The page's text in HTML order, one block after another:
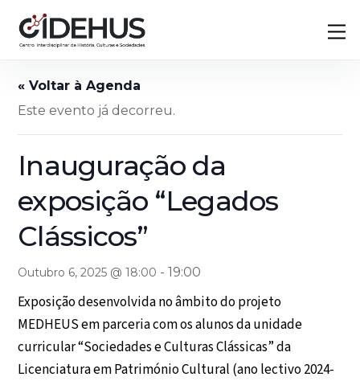
content
Este evento já decorreu.
Inauguração da
exposição “Legados
Clássicos”
Outubro 6, 2025 @ 18:00 -19:00
Exposição desenvolvida no âmbito do projeto
MEDHEUS em parceria com os alunos da unidade
curricular “Sociedades e Culturas Clássicas” da
Licenciatura em Património Cultural (ano lectivo 2024-